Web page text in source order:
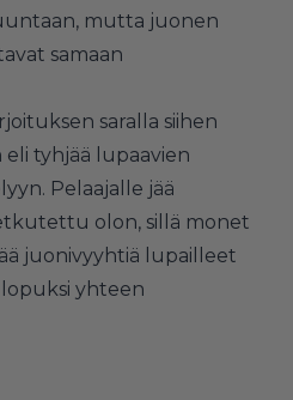
mutta juonen
samaan
saralla siihen
tyhjää lupaavien
Pelaajalle jää
olon, sillä monet
juonivyyhtiä lupailleet
yhteen